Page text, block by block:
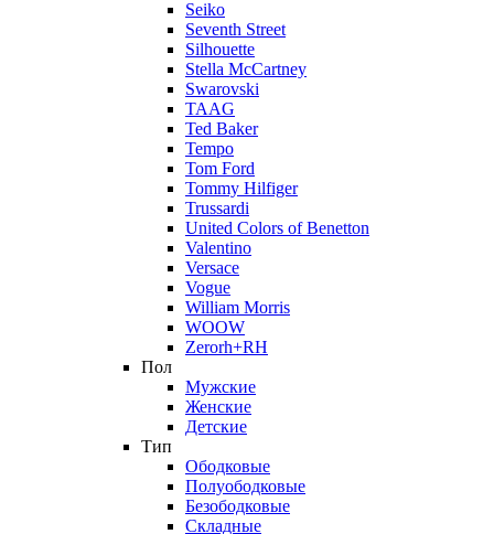
Seiko
Seventh Street
Silhouette
Stella McCartney
Swarovski
TAAG
Ted Baker
Tempo
Tom Ford
Tommy Hilfiger
Trussardi
United Colors of Benetton
Valentino
Versace
Vogue
William Morris
WOOW
Zerorh+RH
Пол
Мужские
Женские
Детские
Тип
Ободковые
Полуободковые
Безободковые
Складные